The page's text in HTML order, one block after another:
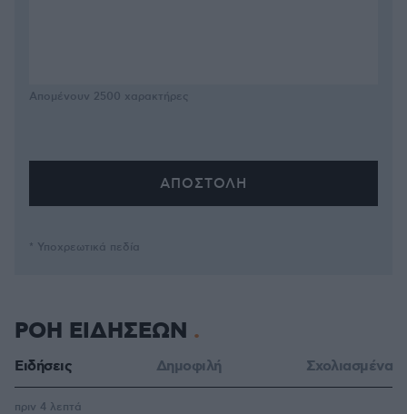
Απομένουν 2500 χαρακτήρες
* Υποχρεωτικά πεδία
ΡΟΗ ΕΙΔΗΣΕΩΝ
Ειδήσεις Δημοφιλή Σχολιασμένα
πριν 4 λεπτά